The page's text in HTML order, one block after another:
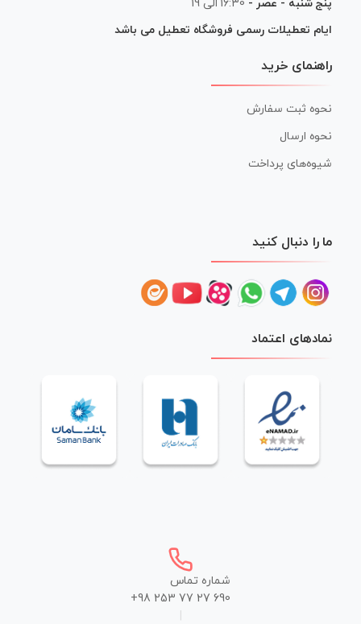
پنج شنبه - عصر - 16:30 الی 19
ایام تعطیلات رسمی فروشگاه تعطیل می باشد
راهنمای خرید
نحوه ثبت سفارش
نحوه ارسال
شیوه‌های پرداخت
ما را دنبال کنید
نمادهای اعتماد
شماره تماس
+98 253 77 27 690